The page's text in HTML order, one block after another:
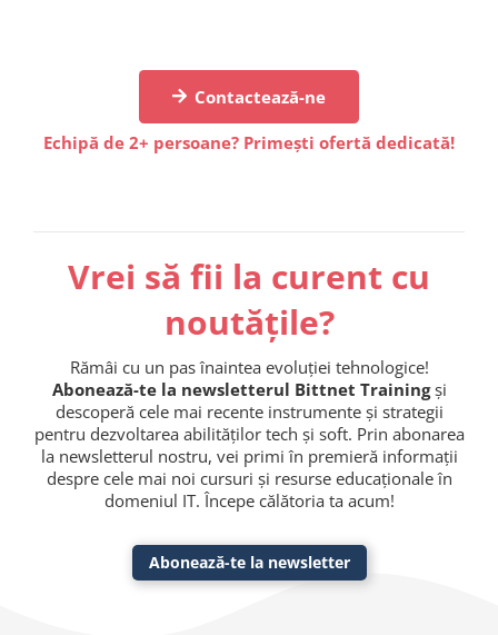
Contactează-ne
Echipă de 2+ persoane? Primești ofertă dedicată!
Vrei să fii la curent cu
noutățile?
Rămâi cu un pas înaintea evoluției tehnologice!
Abonează-te la newsletterul Bittnet Trainingși
descoperă cele mai recente instrumente și strategii
pentru dezvoltarea abilităților tech și soft. Prin abonarea
la newsletterul nostru, vei primi în premieră informații
despre cele mai noi cursuri și resurse educaționale în
domeniul IT. Începe călătoria ta acum!
Abonează-te la newsletter